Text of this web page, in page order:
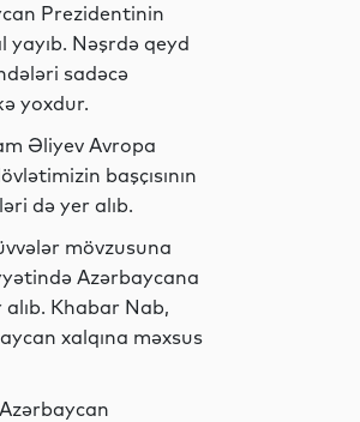
Prezidentinin
Nəşrdə qeyd
sadəcə
yoxdur.
Əliyev Avropa
başçısının
də yer alıb.
mövzusuna
Azərbaycana
Khabar Nab,
xalqına məxsus